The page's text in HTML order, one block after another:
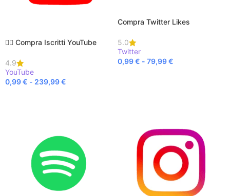
🦹‍♀️ Compra Iscritti YouTube
4.9
YouTube
0,99€ - 239,99€
Compra Twitter Likes
5.0
Twitter
0,99€ - 79,99€